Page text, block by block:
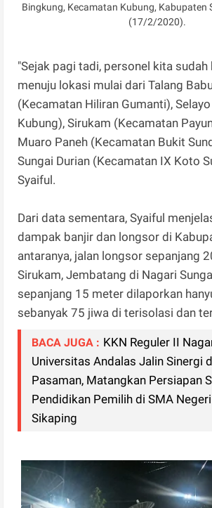
Bingkung, Kecamatan Kubung, Kabupaten
(17/2/2020).
"Sejak pagi tadi, personel kita sudah
menuju lokasi mulai dari Talang
(Kecamatan Hiliran Gumanti),
Kubung), Sirukam (Kecamatan
Muaro Paneh (Kecamatan Bukit
Sungai Durian (Kecamatan IX Koto
Syaiful.
Dari data sementara, Syaiful
dampak banjir dan longsor di
antaranya, jalan longsor sepanjang
Sirukam, Jembatang di Nagari
sepanjang 15 meter dilaporkan
sebanyak 75 jiwa di terisolasi dan
BACA JUGA : KKN Reguler II
Universitas Andalas Jalin Sinergi
Pasaman, Matangkan Persiapan
Pendidikan Pemilih di SMA
Sikaping